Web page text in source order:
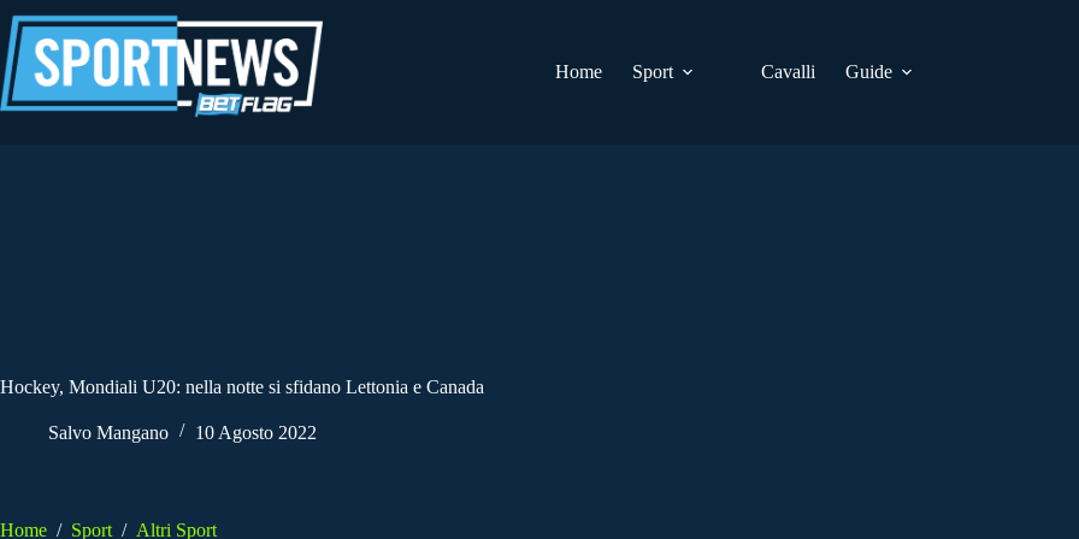
al
contenuto
Home
Sport Cavalli Guide
Hockey, Mondiali U20: nella notte si sfidano Lettonia e Canada
Salvo Mangano 10 Agosto 2022
Home / Sport / Altri Sport